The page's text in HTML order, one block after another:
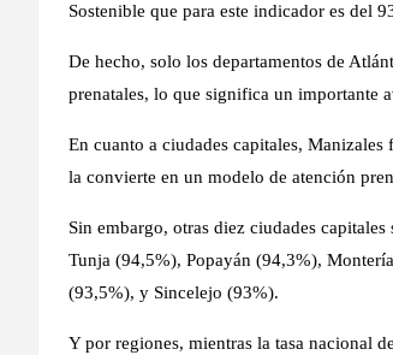
Sostenible que para este indicador es del
De hecho, solo los departamentos de
prenatales, lo que significa un importante
En cuanto a ciudades capitales, Manizales
la convierte en un modelo de atención
Sin embargo, otras diez ciudades
Tunja (94,5%), Popayán (94,3%),
(93,5%), y Sincelejo (93%).
Y por regiones, mientras la tasa nacional